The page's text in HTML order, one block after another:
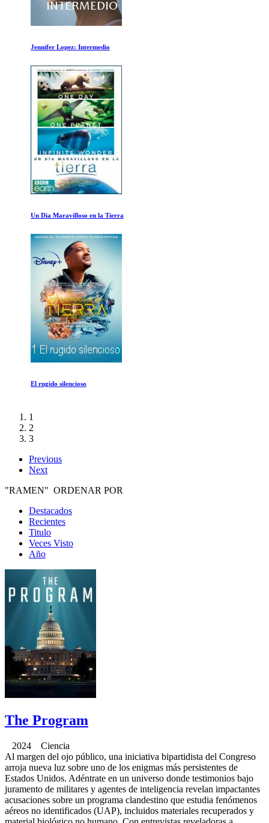
Jennifer Lopez: Intermedio
Un Dia Maravilloso en la Tierra
El rugido silencioso
1
2
3
Previous
Next
"RAMEN" ORDENAR POR
Destacados
Recientes
Titulo
Veces Visto
Año
The Program
2024 Ciencia
Al margen del ojo público, una iniciativa bipartidista del Congreso
arroja nueva luz sobre uno de los enigmas más persistentes de
Estados Unidos. Adéntrate en un universo donde testimonios bajo
juramento de militares y agentes de inteligencia revelan impactantes
acusaciones sobre un programa clandestino que estudia fenómenos
aéreos no identificados (UAP), incluidos materiales recuperados y